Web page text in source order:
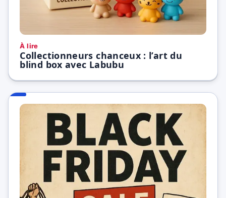
À lire
Collectionneurs chanceux : l’art du
blind box avec Labubu